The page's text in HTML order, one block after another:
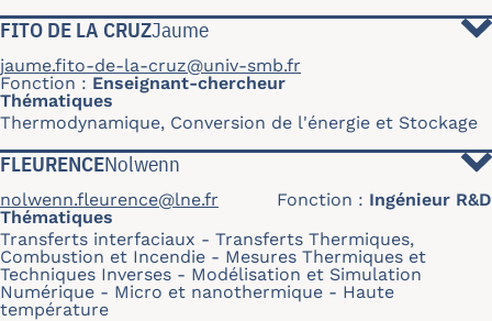
FITO DE LA CRUZJaume
jaume.fito-de-la-cruz@univ-smb.fr
Fonction
Enseignant-chercheur
Thématiques
Thermodynamique, Conversion de l'énergie et Stockage
FLEURENCENolwenn
nolwenn.fleurence@lne.fr Fonction
Ingénieur R&D
Thématiques
Transferts interfaciaux
Transferts Thermiques,
Combustion et Incendie
Mesures Thermiques et
Techniques Inverses
Modélisation et Simulation
Numérique
Micro et nanothermique
Haute
température